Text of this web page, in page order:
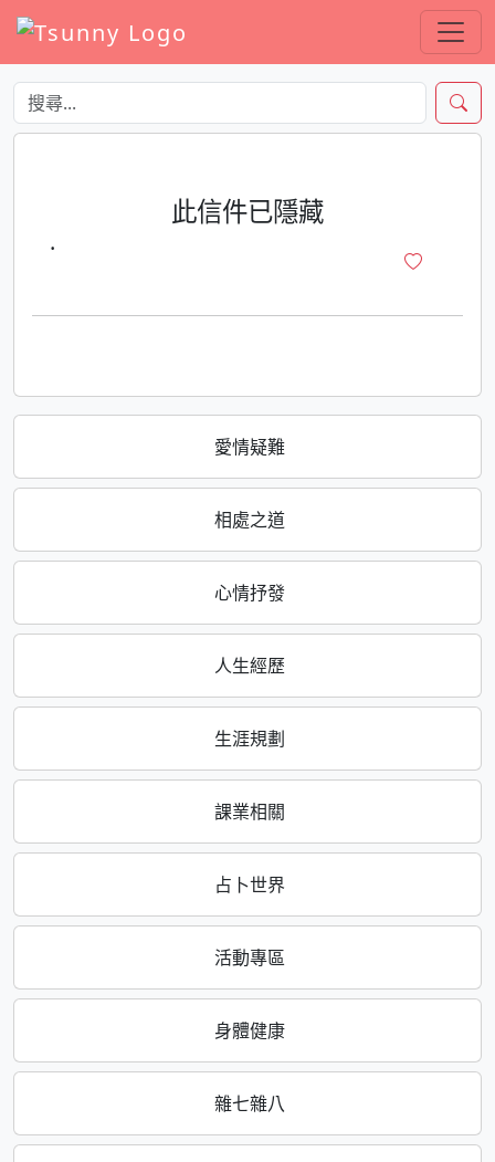
愛情疑難
相處之道
心情抒發
人生經歷
生涯規劃
課業相關
占卜世界
活動專區
身體健康
雜七雜八
此信件已隱藏
·